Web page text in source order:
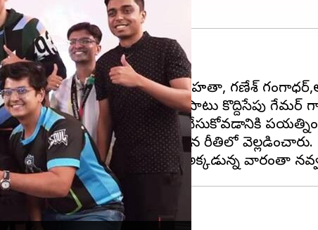
మెహతా, గణేశ్
అడిగి తెలుసుకున్నారు. వారితోపాటు కొద్దిసేపు
గేమింగ్ టెక్నాలజీని అర్థం చేసుకోవడానికి
కూడా చాలా ఆసక్తికరమైన రీతిలో వెల్లడించారు.